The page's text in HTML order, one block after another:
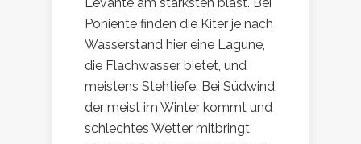
Poniente finden die Kiter je nach
Wasserstand hier eine Lagune,
die Flachwasser bietet, und
meistens Stehtiefe. Bei Südwind,
der meist im Winter kommt und
schlechtes Wetter mitbringt,